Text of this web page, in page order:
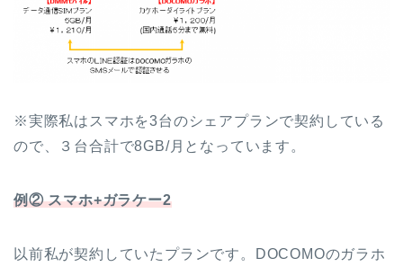
※実際私はスマホを3台のシェアプランで契約している
ので、３台合計で8GB/月となっています。
例② スマホ+ガラケー2
以前私が契約していたプランです。DOCOMOのガラホ